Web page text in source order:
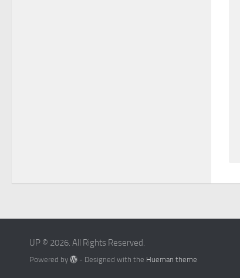
UP © 2026. All Rights Reserved.
Powered by - Designed with the Hueman theme